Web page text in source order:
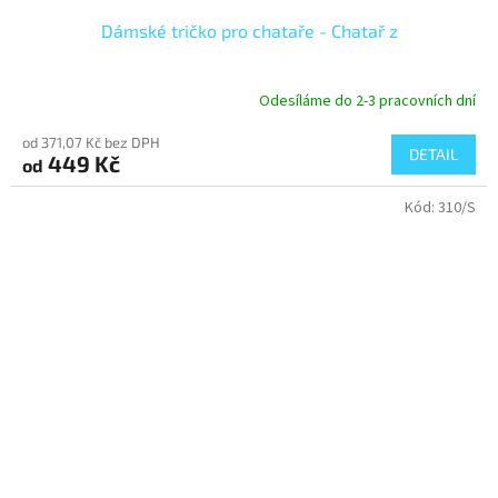
Dámské tričko pro chataře - Chatař z
Odesíláme do 2-3 pracovních dní
od 371,07 Kč bez DPH
od 449 Kč DETAIL
Kód: 310/S